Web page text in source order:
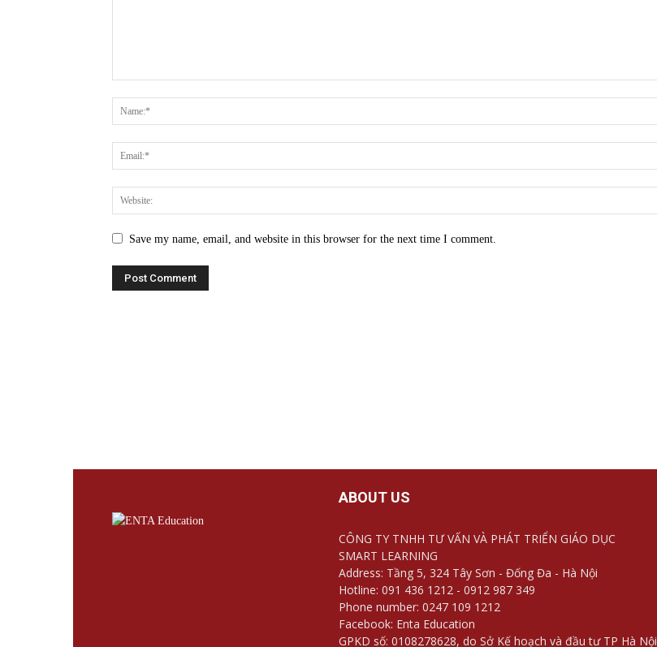
Save my name, email, and website in this browser for the next time I comment.
ABOUT US
CÔNG TY TNHH TƯ VẤN VÀ PHÁT TRIỂN GIÁO DỤC
SMART LEARNING
Address: Tầng 5, 324 Tây Sơn - Đống Đa - Hà Nội
Hotline: 091 436 1212 - 0912 987 349
Phone number: 0247 109 1212
Facebook: Enta Education
GPKD số: 0108278628, do Sở Kế hoạch và đầu tư TP Hà Nội